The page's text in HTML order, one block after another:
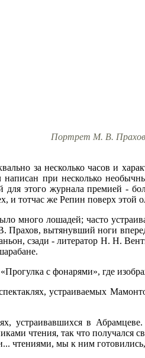
Портрет М. В.
за несколько часов и
при несколько
этого журнала премией -
и тотчас же Репин поверх этой
много лошадей; часто
Прахов, вытянувший ноги
сзади - литератор Н. Н.
с фонарями», где
устраиваемых
устраивавшихся в Абрамцеве.
чтения, так что
чтениями, мы к ним